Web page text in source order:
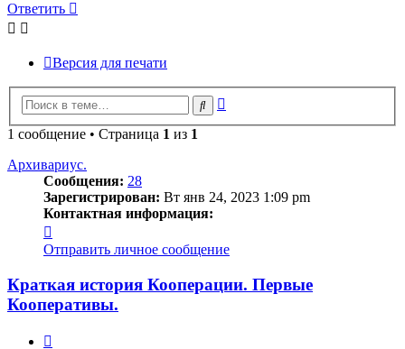
Ответить
Версия для печати
Поиск
1 сообщение • Страница 1 из 1
Архивариус.
Сообщения: 28
Зарегистрирован: Вт янв 24, 2023 1:09 pm
Контактная информация:
информация
пользователя
Отправить личное сообщение
Краткая история Кооперации. Первые
Кооперативы.